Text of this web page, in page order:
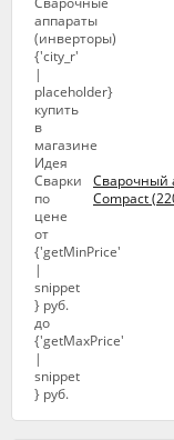
Сварочный
Compact